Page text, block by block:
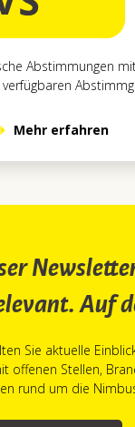
Abstimmungen
Mehr erfahren
Auf
Sie aktuelle
offenen Stellen,
rund um die